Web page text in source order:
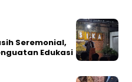
Seremonial,
Edukasi